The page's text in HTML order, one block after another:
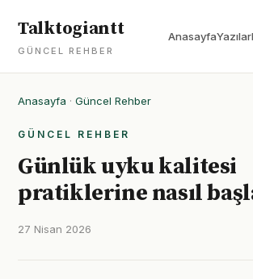
Talktogiantt
GÜNCEL REHBER
AnasayfaYazılar
Anasayfa · Güncel Rehber
GÜNCEL REHBER
Günlük uyku kalitesi
pratiklerine nasıl
27 Nisan 2026